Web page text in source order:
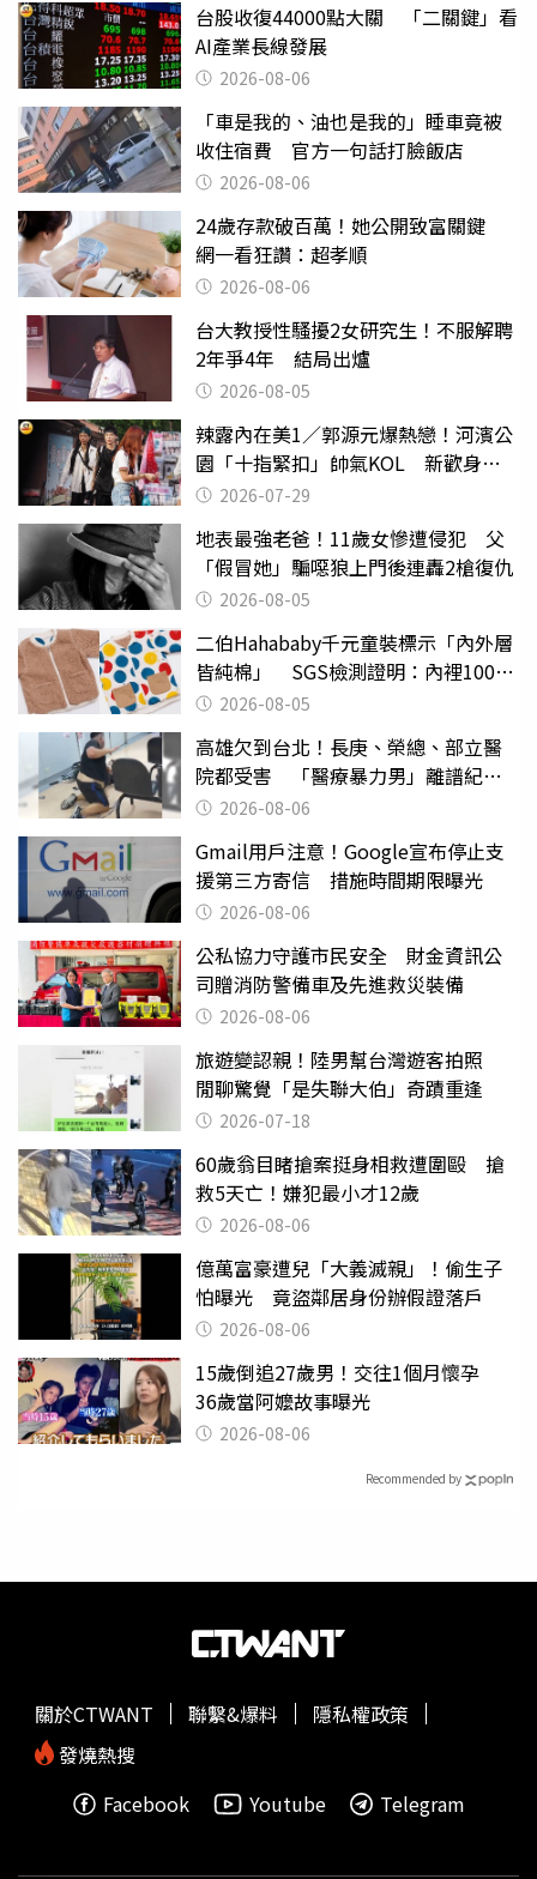
台股收復44000點大關 「二關鍵」看
AI產業長線發展
2026-08-06
「車是我的、油也是我的」睡車竟被
收住宿費 官方一句話打臉飯店
2026-08-06
24歲存款破百萬！她公開致富關鍵
網一看狂讚：超孝順
2026-08-06
台大教授性騷擾2女研究生！不服解聘
2年爭4年 結局出爐
2026-08-05
辣露內在美1／郭源元爆熱戀！河濱公
園「十指緊扣」帥氣KOL 新歡身份
曝光2026-07-29
地表最強老爸！11歲女慘遭侵犯 父
「假冒她」騙噁狼上門後連轟2槍復仇
2026-08-05
二伯Hahababy千元童裝標示「內外層
皆純棉」 SGS檢測證明：內裡100%
聚酯纖維
2026-08-05
高雄欠到台北！長庚、榮總、部立醫
院都受害 「醫療暴力男」離譜紀錄
曝光2026-08-06
Gmail用戶注意！Google宣布停止支
援第三方寄信 措施時間期限曝光
2026-08-06
公私協力守護市民安全 財金資訊公
司贈消防警備車及先進救災裝備
2026-08-06
旅遊變認親！陸男幫台灣遊客拍照
閒聊驚覺「是失聯大伯」奇蹟重逢
2026-07-18
60歲翁目睹搶案挺身相救遭圍毆 搶
救5天亡！嫌犯最小才12歲
2026-08-06
億萬富豪遭兒「大義滅親」！偷生子
怕曝光 竟盜鄰居身份辦假證落戶
2026-08-06
15歲倒追27歲男！交往1個月懷孕
36歲當阿嬤故事曝光
2026-08-06
Recommended by
關於CTWANT 聯繫&爆料
隱私權政策
發燒熱搜
Facebook
Youtube Telegram